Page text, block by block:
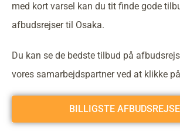
med kort varsel kan du tit finde gode
afbudsrejser til Osaka.
Du kan se de bedste tilbud på
vores samarbejdspartner ved at klikke
BILLIGSTE